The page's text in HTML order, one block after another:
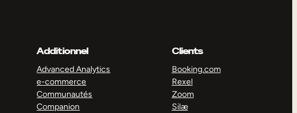
Additionnel
Advanced Analytics
e-commerce
Communautés
Companion
Clients
Booking.com
Rexel
Zoom
Silæ